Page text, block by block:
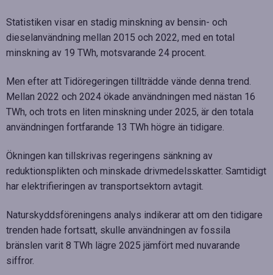
Statistiken visar en stadig minskning av bensin- och
dieselanvändning mellan 2015 och 2022, med en total
minskning av 19 TWh, motsvarande 24 procent.
Men efter att Tidöregeringen tillträdde vände denna trend.
Mellan 2022 och 2024 ökade användningen med nästan 16
TWh, och trots en liten minskning under 2025, är den totala
användningen fortfarande 13 TWh högre än tidigare.
Ökningen kan tillskrivas regeringens sänkning av
reduktionsplikten och minskade drivmedelsskatter. Samtidigt
har elektrifieringen av transportsektorn avtagit.
Naturskyddsföreningens analys indikerar att om den tidigare
trenden hade fortsatt, skulle användningen av fossila
bränslen varit 8 TWh lägre 2025 jämfört med nuvarande
siffror.